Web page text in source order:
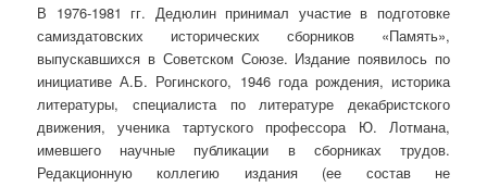
В 1976-1981 гг. Дедюлин принимал участие в подготовке
самиздатовских исторических сборников «Память»,
выпускавшихся в Советском Союзе. Издание появилось по
инициативе А.Б. Рогинского, 1946 года рождения, историка
литературы, специалиста по литературе декабристского
движения, ученика тартуского профессора Ю. Лотмана,
имевшего научные публикации в сборниках трудов.
Редакционную коллегию издания (ее состав не